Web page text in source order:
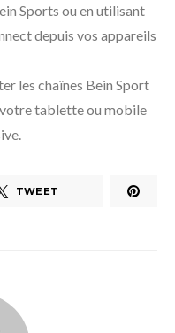
Sports ou en utilisant
depuis vos appareils
les chaînes Bein Sport
tablette ou mobile
TWEET